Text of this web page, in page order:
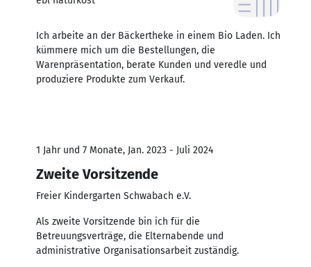
Ich arbeite an der Bäckertheke in einem Bio Laden. Ich
kümmere mich um die Bestellungen, die
Warenpräsentation, berate Kunden und veredle und
produziere Produkte zum Verkauf.
1 Jahr und 7 Monate, Jan. 2023 - Juli 2024
Zweite Vorsitzende
Freier Kindergarten Schwabach e.V.
Als zweite Vorsitzende bin ich für die
Betreuungsverträge, die Elternabende und
administrative Organisationsarbeit zuständig.